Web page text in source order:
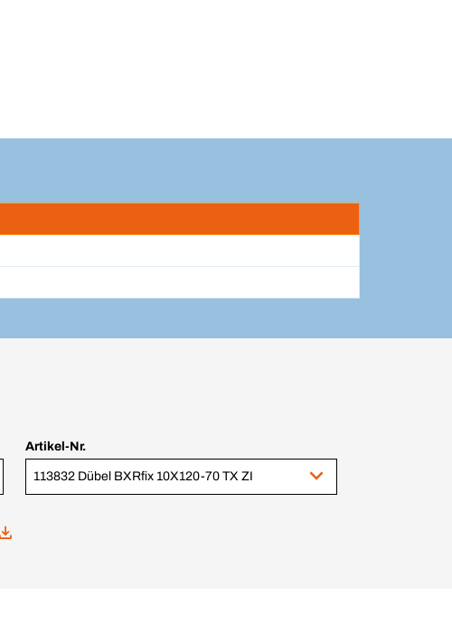
Artikel-Nr.
113832 Dübel BXRfix 10X120-70 TX ZI